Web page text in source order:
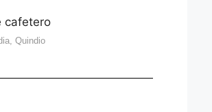
Quindio